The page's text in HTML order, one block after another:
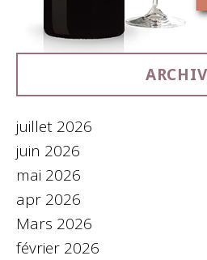
juillet 2026
juin 2026
mai 2026
apr 2026
Mars 2026
février 2026